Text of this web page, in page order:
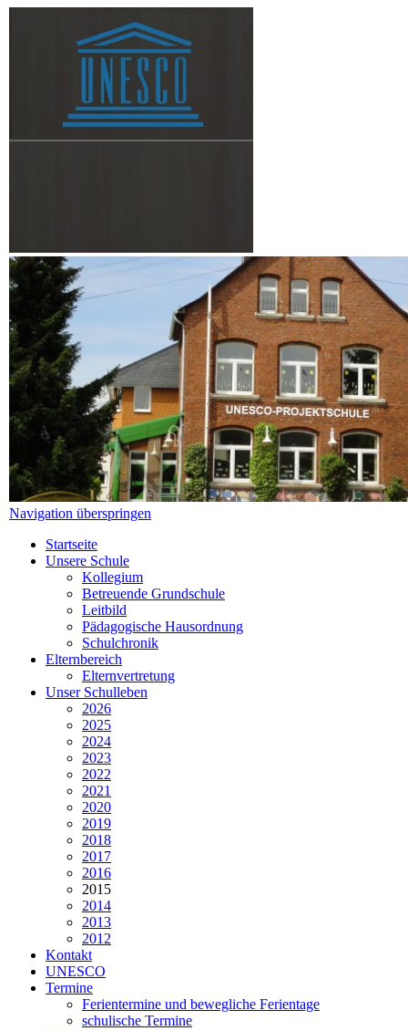
Navigation überspringen
Startseite
Unsere Schule
Kollegium
Betreuende Grundschule
Leitbild
Pädagogische Hausordnung
Schulchronik
Elternbereich
Elternvertretung
Unser Schulleben
2026
2025
2024
2023
2022
2021
2020
2019
2018
2017
2016
2015
2014
2013
2012
Kontakt
UNESCO
Termine
Ferientermine und bewegliche Ferientage
schulische Termine